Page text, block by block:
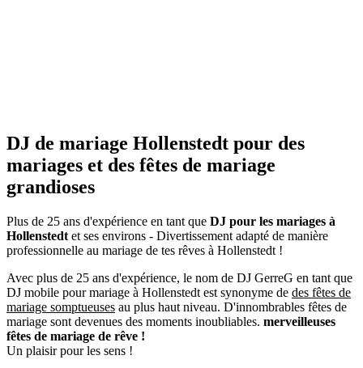
DJ de mariage Hollenstedt pour des
mariages et des fêtes de mariage
grandioses
Plus de 25 ans d'expérience en tant que DJ pour les mariages à
Hollenstedt et ses environs - Divertissement adapté de manière
professionnelle au mariage de tes rêves à Hollenstedt !
Avec plus de 25 ans d'expérience, le nom de DJ GerreG en tant que
DJ mobile pour mariage à Hollenstedt est synonyme de des fêtes de
mariage somptueuses au plus haut niveau. D'innombrables fêtes de
mariage sont devenues des moments inoubliables. merveilleuses
fêtes de mariage de rêve !
Un plaisir pour les sens !